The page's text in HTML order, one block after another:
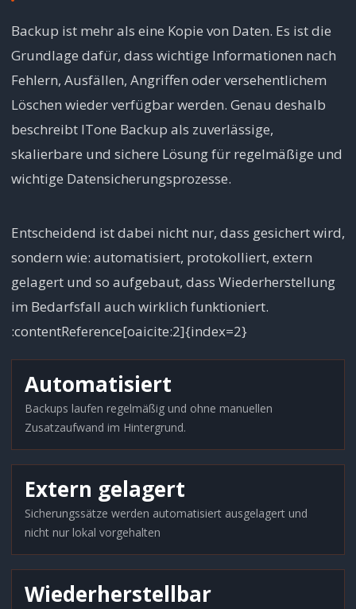
Backup ist mehr als eine Kopie von Daten. Es ist die
Grundlage dafür, dass wichtige Informationen nach
Fehlern, Ausfällen, Angriffen oder versehentlichem
Löschen wieder verfügbar werden. Genau deshalb
beschreibt ITone Backup als zuverlässige,
skalierbare und sichere Lösung für regelmäßige und
wichtige Datensicherungsprozesse.
Entscheidend ist dabei nicht nur, dass gesichert wird,
sondern wie: automatisiert, protokolliert, extern
gelagert und so aufgebaut, dass Wiederherstellung
im Bedarfsfall auch wirklich funktioniert.
:contentReference[oaicite:2]{index=2}
Automatisiert
Backups laufen regelmäßig und ohne manuellen
Zusatzaufwand im Hintergrund.
Extern gelagert
Sicherungssätze werden automatisiert ausgelagert und
nicht nur lokal vorgehalten
Wiederherstellbar